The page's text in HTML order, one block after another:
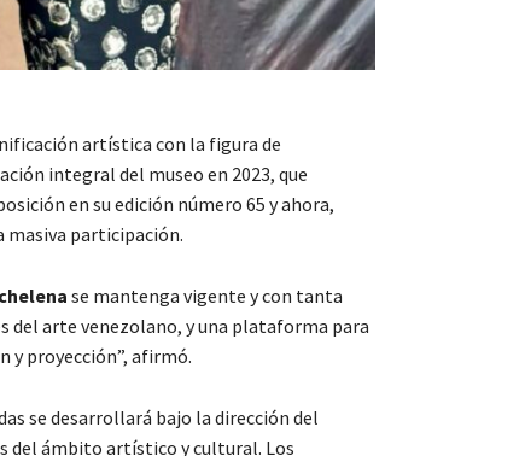
artística con la figura de
integral del museo en 2023, que
en su edición número 65 y ahora,
masiva participación.
se mantenga vigente y con tanta
del arte venezolano, y una plataforma para
y proyección”, afirmó.
se desarrollará bajo la dirección del
del ámbito artístico y cultural. Los